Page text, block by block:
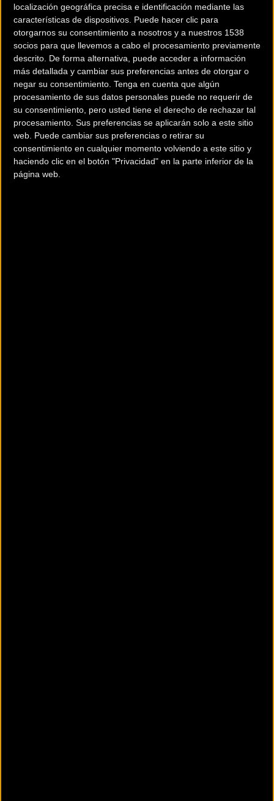
localización geográfica precisa e identificación mediante las
características de dispositivos. Puede hacer clic para
otorgarnos su consentimiento a nosotros y a nuestros 1538
socios para que llevemos a cabo el procesamiento previamente
descrito. De forma alternativa, puede acceder a información
más detallada y cambiar sus preferencias antes de otorgar o
negar su consentimiento. Tenga en cuenta que algún
procesamiento de sus datos personales puede no requerir de
su consentimiento, pero usted tiene el derecho de rechazar tal
procesamiento. Sus preferencias se aplicarán solo a este sitio
web. Puede cambiar sus preferencias o retirar su
consentimiento en cualquier momento volviendo a este sitio y
haciendo clic en el botón "Privacidad" en la parte inferior de la
página web.
Terms of use © 1987–2026 HERE
200 km
¿Eres el propietario de esta tienda? Descubre cómohacerte tienda
Premium para llegar a más clientes.
Comercios Bz Premium